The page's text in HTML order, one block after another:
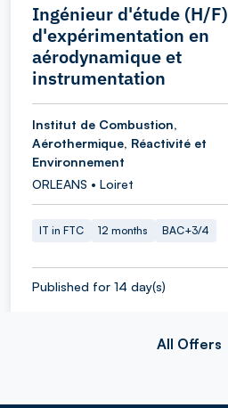
Ingénieur d'étude (H/F)
d'expérimentation en
aérodynamique et
instrumentation
Institut de Combustion,
Aérothermique, Réactivité et
Environnement
ORLEANS • Loiret
IT in FTC 12 months BAC+3/4
Published for 14 day(s)
All Offers